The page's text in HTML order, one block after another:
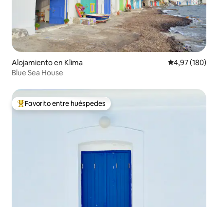
Alojamiento en Klima Calificación
4,97 (180)
Blue Sea House
Favorito entre los huéspedes más destacados
Favorito entre huéspedes